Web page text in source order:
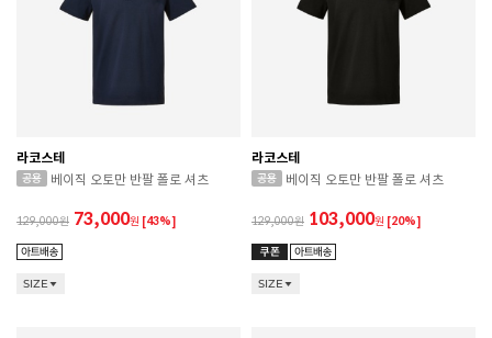
라코스테
베이직 오토만 반팔 폴로 셔츠
129,000 73,000원 [43%]
SIZE
라코스테
베이직 오토만 반팔 폴로 셔츠
129,000 103,000원 [20%]
SIZE